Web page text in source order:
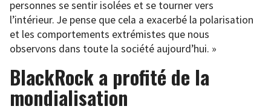
personnes se sentir isolées et se tourner vers
l’intérieur. Je pense que cela a exacerbé la polarisation
et les comportements extrémistes que nous
observons dans toute la société aujourd’hui. »
BlackRock a profité de la
mondialisation